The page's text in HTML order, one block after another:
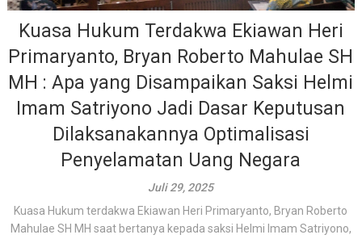
Kuasa Hukum Terdakwa Ekiawan Heri
Primaryanto, Bryan Roberto Mahulae SH
MH : Apa yang Disampaikan Saksi Helmi
Imam Satriyono Jadi Dasar Keputusan
Dilaksanakannya Optimalisasi
Penyelamatan Uang Negara
Juli 29, 2025
Kuasa Hukum terdakwa Ekiawan Heri Primaryanto, Bryan Roberto
Mahulae SH MH saat bertanya kepada saksi Helmi Imam Satriyono,